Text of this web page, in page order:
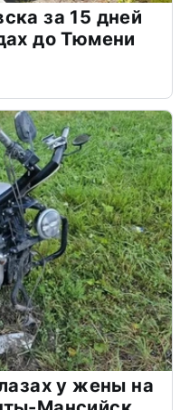
за 15 дней
до Тюмени
у жены на